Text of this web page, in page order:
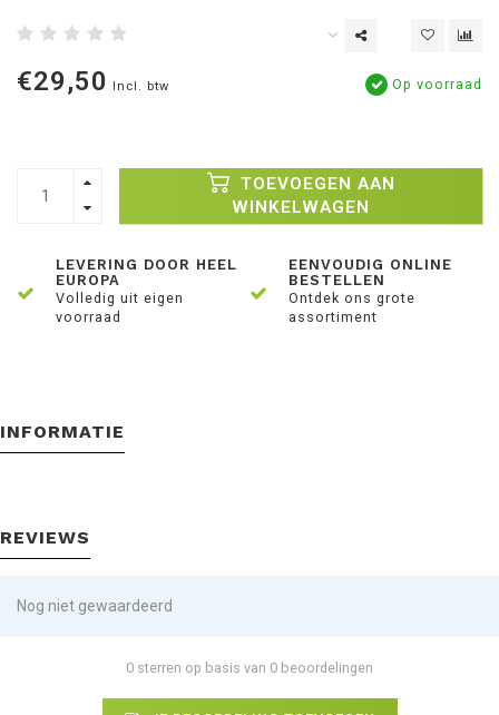
€29,50 Incl. btw Op voorraad
TOEVOEGEN AAN
WINKELWAGEN
LEVERING DOOR HEEL
EUROPA
Volledig uit eigen
voorraad
EENVOUDIG ONLINE
BESTELLEN
Ontdek ons grote
assortiment
INFORMATIE
REVIEWS
Nog niet gewaardeerd
0 sterren op basis van 0 beoordelingen